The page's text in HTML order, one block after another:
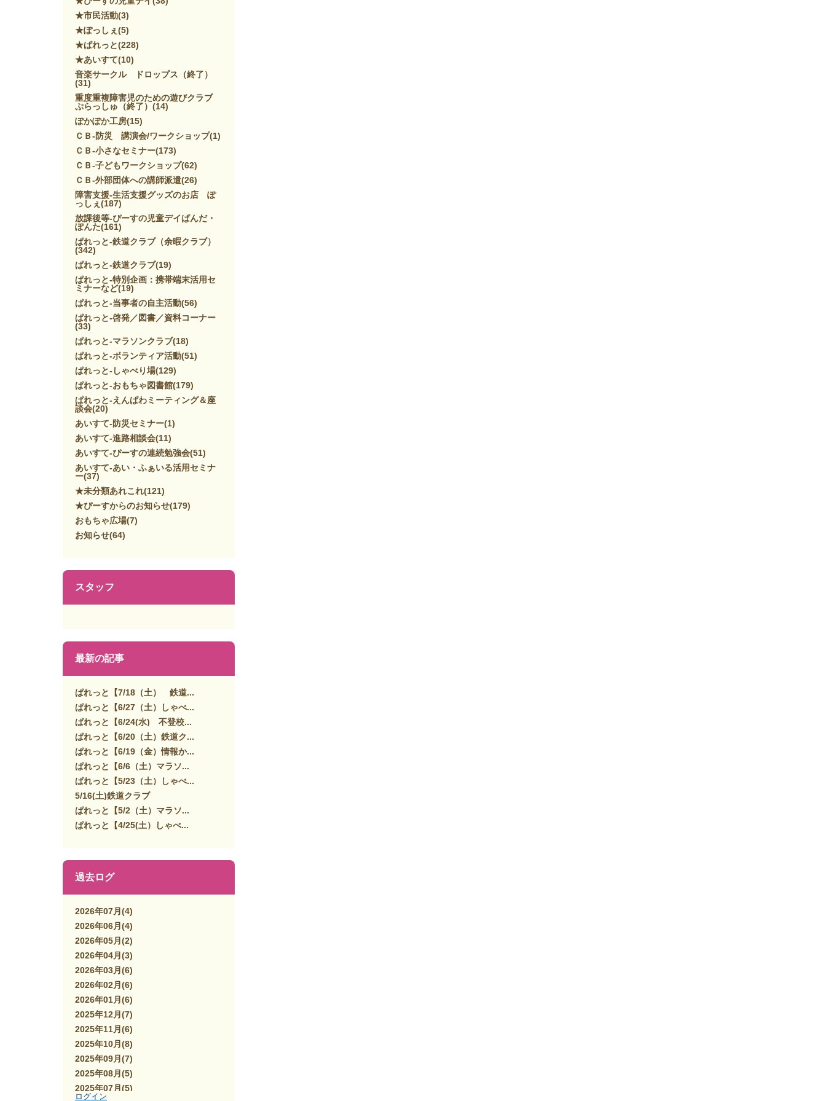
★市民活動(3)
★ぽっしぇ (5)
★ぱれっと(228)
★あいすて(10)
音楽サークル ドロップス（終了）
(31)
重度重複障害児のための遊びクラブ
ぷらっしゅ（終了） (14)
ぽかぽか工房(15)
ＣＢ-防災 講演会/ワークショップ(1)
ＣＢ-小さなセミナー(173)
ＣＢ-子どもワークショップ(62)
ＣＢ-外部団体への講師派遣(26)
障害支援-生活支援グッズのお店 ぽ
っしぇ (187)
放課後等-ぴーすの児童デイぱんだ・
ぽんた(161)
ぱれっと-鉄道クラブ（余暇クラブ）
(342)
ぱれっと-鉄道クラブ(19)
ぱれっと-特別企画：携帯端末活用セ
ミナーなど(19)
ぱれっと-当事者の自主活動(56)
ぱれっと-啓発／図書／資料コーナー
(33)
ぱれっと-マラソンクラブ(18)
ぱれっと-ボランティア活動(51)
ぱれっと-しゃべり場(129)
ぱれっと-おもちゃ図書館(179)
ぱれっと-えんぱわミーティング＆座
談会(20)
あいすて-防災セミナー(1)
あいすて-進路相談会(11)
あいすて-ぴーすの連続勉強会(51)
あいすて-あい・ふぁいる活用セミナ
ー(37)
★未分類あれこれ(121)
★ぴーすからのお知らせ(179)
おもちゃ広場(7)
お知らせ(64)
スタッフ
最新の記事
ぱれっと【7/18（土） 鉄道...
ぱれっと【6/27（土）しゃべ...
ぱれっと【6/24(水) 不登校...
ぱれっと【6/20（土）鉄道ク...
ぱれっと【6/19（金）情報か...
ぱれっと【6/6（土）マラソ...
ぱれっと【5/23（土）しゃべ...
5/16(土)鉄道クラブ
ぱれっと【5/2（土）マラソ...
ぱれっと【4/25(土）しゃべ...
過去ログ
2026年07月 (4)
2026年06月 (4)
2026年05月 (2)
2026年04月 (3)
2026年03月 (6)
2026年02月 (6)
2026年01月 (6)
2025年12月 (7)
2025年11月 (6)
2025年10月 (8)
2025年09月 (7)
2025年08月 (5)
2025年07月 (5)
ログイン